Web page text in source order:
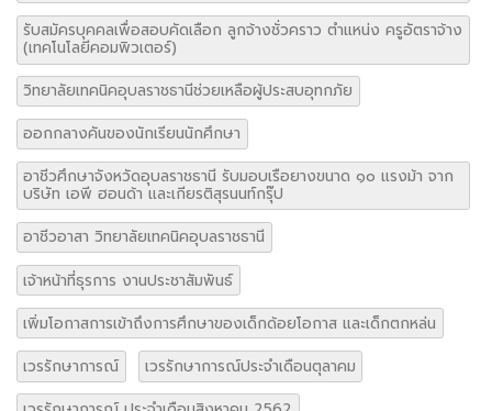
รับสมัครบุคคลเพื่อสอบคัดเลือก ลูกจ้างชั่วคราว ตำแหน่ง ครูอัตราจ้าง
(เทคโนโลยีคอมพิวเตอร์)
วิทยาลัยเทคนิคอุบลราชธานีช่วยเหลือผู้ประสบอุทกภัย
ออกกลางคันของนักเรียนนักศึกษา
อาชีวศึกษาจังหวัดอุบลราชธานี รับมอบเรือยางขนาด ๑๐ แรงม้า จาก
บริษัท เอพี ฮอนด้า และเกียรติสุรนนท์กรุ๊ป
อาชีวอาสา วิทยาลัยเทคนิคอุบลราชธานี
เจ้าหน้าที่ธุรการ งานประชาสัมพันธ์
เพิ่มโอกาสการเข้าถึงการศึกษาของเด็กด้อยโอกาส และเด็กตกหล่น
เวรรักษาการณ์
เวรรักษาการณ์ประจำเดือนตุลาคม